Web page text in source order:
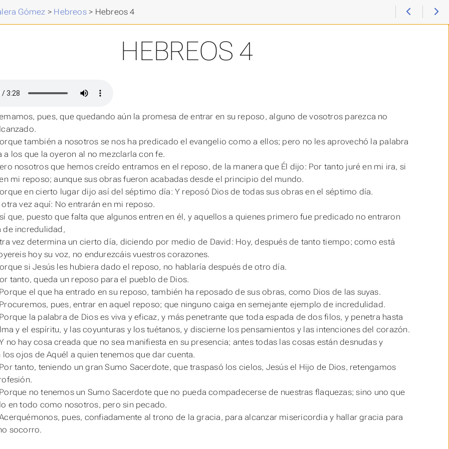
Gómez > Hebreos> Hebreos 4
HEBREOS 4
pues, que quedando aún la promesa de entrar en su reposo, alguno de vosotros parezca no
también a nosotros se nos ha predicado el evangelio como a ellos; pero no les aprovechó la palabra
a los que la oyeron al no mezclarla con fe.
nosotros que hemos creído entramos en el reposo, de la manera que Él dijo: Por tanto juré en mi ira, si
mi reposo; aunque sus obras fueron acabadas desde el principio del mundo.
en cierto lugar dijo así del séptimo día: Y reposó Dios de todas sus obras en el séptimo día.
otra vez aquí: No entrarán en mi reposo.
que, puesto que falta que algunos entren en él, y aquellos a quienes primero fue predicado no entraron
de incredulidad,
vez determina un cierto día, diciendo por medio de David: Hoy, después de tanto tiempo; como está
hoy su voz, no endurezcáis vuestros corazones.
si Jesús les hubiera dado el reposo, no hablaría después de otro día.
tanto, queda un reposo para el pueblo de Dios.
el que ha entrado en su reposo, también ha reposado de sus obras, como Dios de las suyas.
pues, entrar en aquel reposo; que ninguno caiga en semejante ejemplo de incredulidad.
la palabra de Dios es viva y eficaz, y más penetrante que toda espada de dos filos, y penetra hasta
y el espíritu, y las coyunturas y los tuétanos, y discierne los pensamientos y las intenciones del corazón.
no hay cosa creada que no sea manifiesta en su presencia; antes todas las cosas están desnudas y
los ojos de Aquél a quien tenemos que dar cuenta.
tanto, teniendo un gran Sumo Sacerdote, que traspasó los cielos, Jesús el Hijo de Dios, retengamos
no tenemos un Sumo Sacerdote que no pueda compadecerse de nuestras flaquezas; sino uno que
en todo como nosotros, pero sin pecado.
pues, confiadamente al trono de la gracia, para alcanzar misericordia y hallar gracia para
socorro.